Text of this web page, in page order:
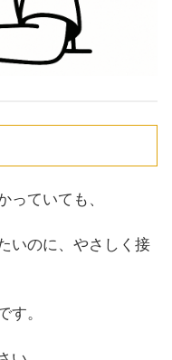
っていても、
いのに、やさしく接
す。